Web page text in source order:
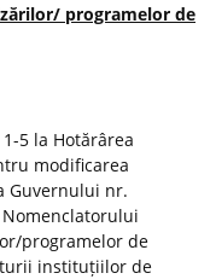
programelor de
5 la Hotărârea
modificarea
Guvernului nr.
programelor de
instituțiilor de